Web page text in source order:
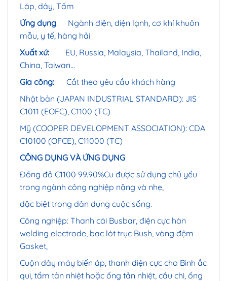
Láp, dây, Tấm
Ứng dụng: Ngành điện, điện lạnh, cơ khí khuôn
mẫu, y tế, hàng hải
Xuất xứ: EU, Russia, Malaysia, Thailand, India,
China, Taiwan…
Gia công: Cắt theo yêu cầu khách hàng
Nhật bản (JAPAN INDUSTRIAL STANDARD): JIS
C1011 (EOFC), C1100 (TC)
Mỹ (COOPER DEVELOPMENT ASSOCIATION): CDA
C10100 (OFCE), C11000 (TC)
CÔNG DỤNG VÀ ỨNG DỤNG
Đồng đỏ C1100 99.90%Cu được sử dụng chủ yếu
trong ngành công nghiệp nặng và nhẹ,
đặc biệt trong dân dụng cuộc sống.
Công nghiệp: Thanh cái Busbar, điện cực hàn
welding electrode, bạc lót trục Bush, vòng đệm
Gasket,
Cuộn dây máy biến áp, thanh điện cực cho Bình ắc
qui, tấm tản nhiệt hoặc ống tản nhiệt, cầu chì, ống